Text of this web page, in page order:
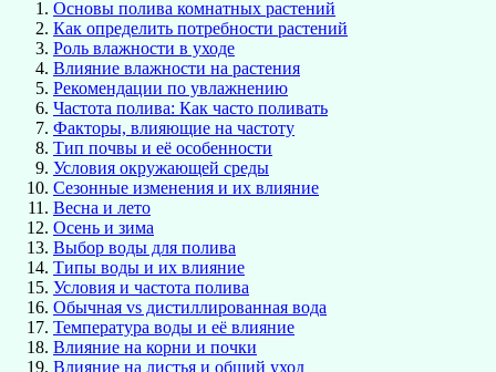
Основы полива комнатных растений
Как определить потребности растений
Роль влажности в уходе
Влияние влажности на растения
Рекомендации по увлажнению
Частота полива: Как часто поливать
Факторы, влияющие на частоту
Тип почвы и её особенности
Условия окружающей среды
Сезонные изменения и их влияние
Весна и лето
Осень и зима
Выбор воды для полива
Типы воды и их влияние
Условия и частота полива
Обычная vs дистиллированная вода
Температура воды и её влияние
Влияние на корни и почки
Влияние на листья и общий уход